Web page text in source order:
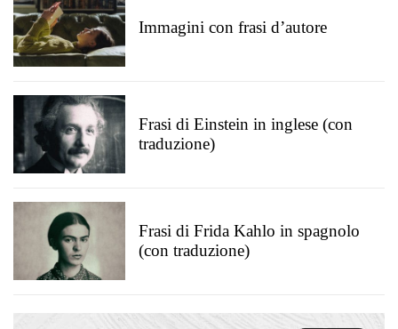
Immagini con frasi d’autore
Frasi di Einstein in inglese (con
traduzione)
Frasi di Frida Kahlo in spagnolo
(con traduzione)